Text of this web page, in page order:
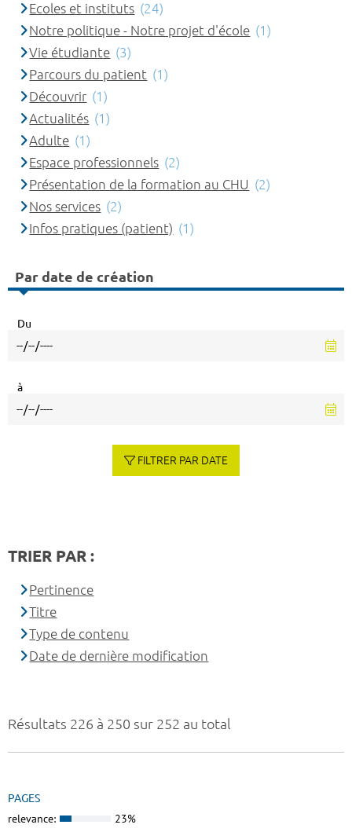
Résultats 226 à 250 sur 252 au total
PAGES
relevance: 23%
Ecoles et instituts (24)
Notre politique - Notre projet d'école (1)
Vie étudiante (3)
Parcours du patient (1)
Découvrir (1)
Actualités (1)
Adulte (1)
Espace professionnels (2)
Présentation de la formation au CHU (2)
Nos services (2)
Infos pratiques (patient) (1)
Par date de création
Du
à
FILTRER PAR DATE
TRIER PAR :
Pertinence
Titre
Type de contenu
Date de dernière modification